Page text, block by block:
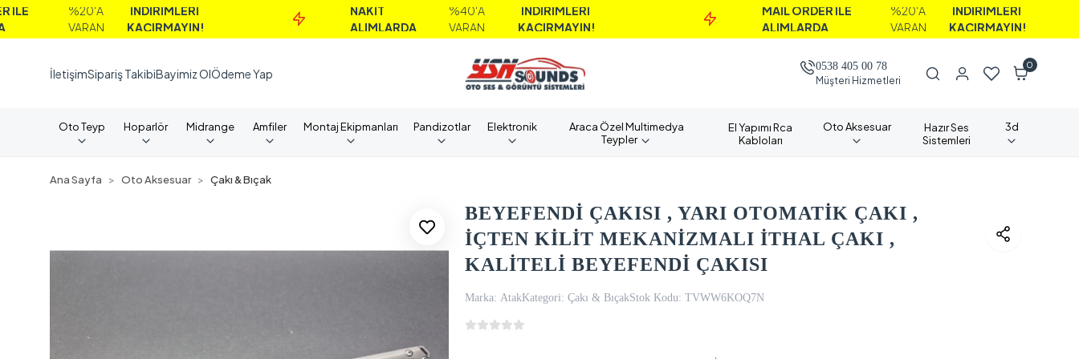
%20'A
İNDİRİMLERİ
KAÇIRMAYIN!
NAKİT
ALIMLARDA
VARAN
İNDİRİMLERİ
KAÇIRMAYIN!
MAİL ORDER İLE
ALIMLARDA
%20'A
İNDİRİMLERİ
KAÇIRMAYIN!
İletişimSipariş TakibiBayimiz OlÖdeme Yap
0538 405 00 78
Müşteri Hizmetleri
0
Oto Teyp Hoparlör Midrange Amfiler Montaj Ekipmanları Pandizotlar Elektronik
Araca Özel Multimedya
Teypler
El Yapımı Rca
Kabloları
Oto Aksesuar
Hazır Ses
Sistemleri
3d
Ana Sayfa Oto Aksesuar Çakı & Bıçak
BEYEFENDİ ÇAKISI , YARI OTOMATİK ÇAKI ,
İÇTEN KİLİT MEKANİZMALI İTHAL ÇAKI ,
KALİTELİ BEYEFENDİ ÇAKISI
Marka: AtakKategori: Çakı & BıçakStok Kodu: TVWW6KOQ7N